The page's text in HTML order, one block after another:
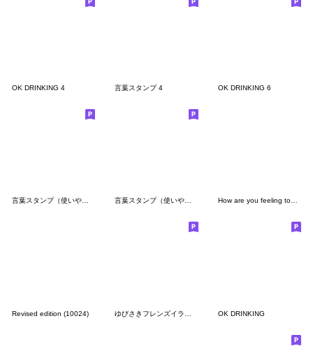
OK DRINKING 4 言葉スタンプ 4 OK DRINKING 6
言葉スタンプ（使いやすい） 言葉スタンプ（使いやすい2） How are you feeling today (8133)
Revised edition (10024) OK DRINKING